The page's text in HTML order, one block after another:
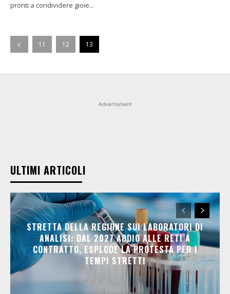
pronti a condividere gioie...
11 12 13
Advertisment
ULTIMI ARTICOLI
STRETTA DELLA REGIONE SUI LABORATORI DI
ANALISI: DAL 2027 ADDIO ALLE RETI A
CONTRATTO, ESPLODE LA PROTESTA PER I
TEMPI STRETTI